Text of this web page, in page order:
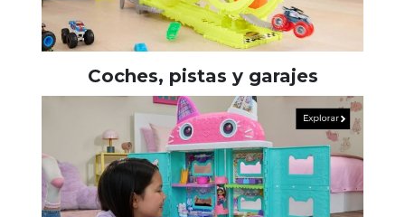
Coches, pistas y garajes